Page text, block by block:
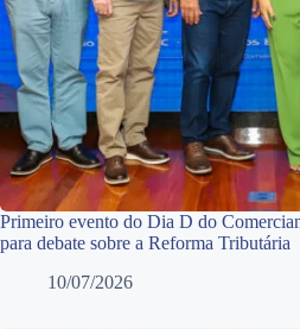
Primeiro evento do Dia D do
para debate sobre a Reforma Tributária
10/07/2026